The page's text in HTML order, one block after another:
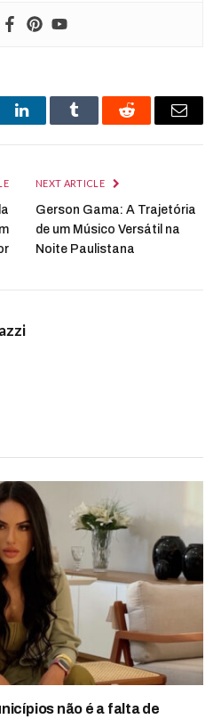
LinkedInTumblr Reddit Email
NEXT ARTICLE
Gerson Gama: A Trajetória
de um Músico Versátil na
Noite Paulistana
não é a falta de